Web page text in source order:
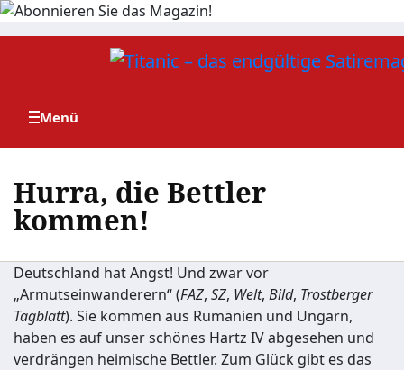
Zum
Hurra, die Bettler
kommen!
Deutschland hat Angst! Und zwar vor
„Armutseinwanderern“ (FAZ, SZ, Welt, Bild, Trostberger
Tagblatt). Sie kommen aus Rumänien und Ungarn,
haben es auf unser schönes Hartz IV abgesehen und
verdrängen heimische Bettler. Zum Glück gibt es das